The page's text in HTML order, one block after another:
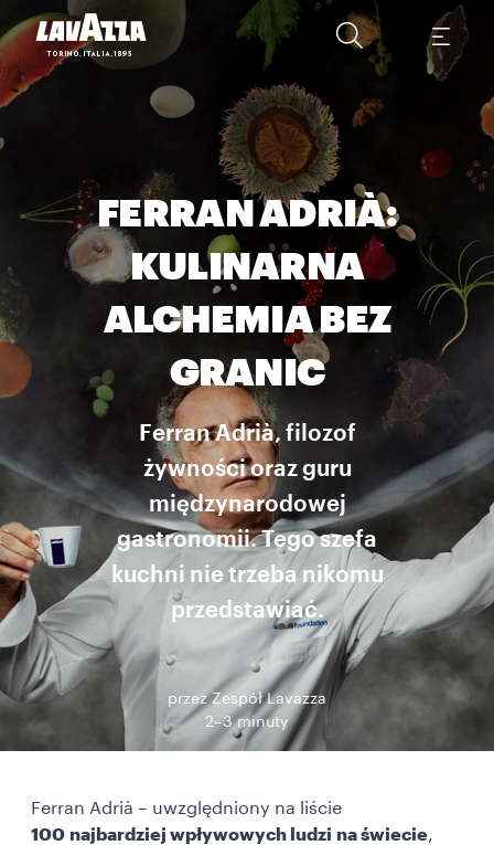
FERRAN ADRIÀ:
KULINARNA
ALCHEMIA BEZ
GRANIC
Ferran Adrià, filozof
żywności oraz guru
międzynarodowej
gastronomii. Tego szefa
kuchni nie trzeba nikomu
przedstawiać.
przez Zespół Lavazza
2–3 minuty
Ferran Adrià – uwzględniony na liście
100 najbardziej wpływowych ludzi na świecie,